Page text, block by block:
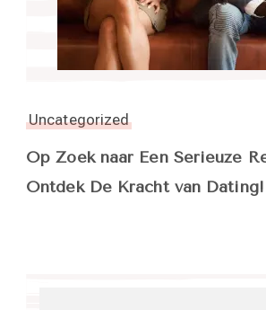
Uncategorized
Op Zoek naar Een Serieuze
Ontdek De Kracht van Dating!